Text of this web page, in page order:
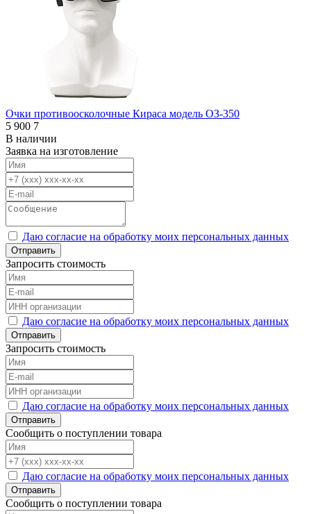
Очки противоосколочные Кираса модель ОЗ-350
5 900 7
В наличии
Заявка на изготовление
Даю согласие на обработку моих персональных данных
Отправить
Запросить стоимость
Даю согласие на обработку моих персональных данных
Отправить
Запросить стоимость
Даю согласие на обработку моих персональных данных
Отправить
Сообщить о поступлении товара
Даю согласие на обработку моих персональных данных
Отправить
Сообщить о поступлении товара